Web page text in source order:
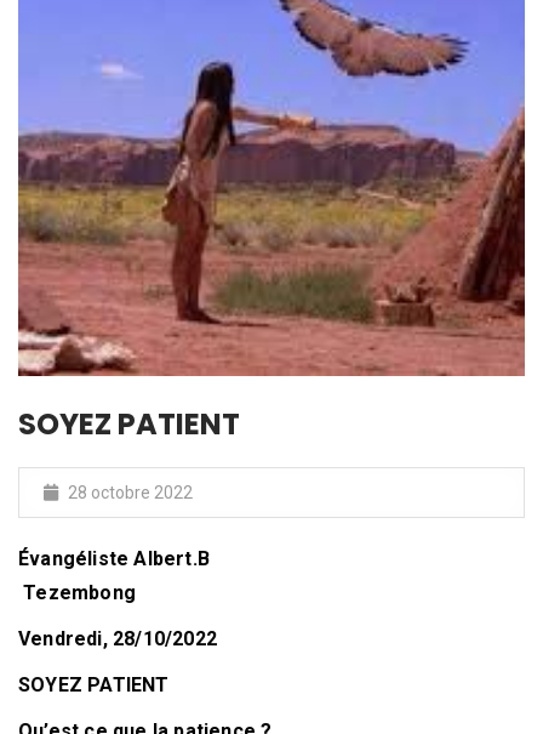
SOYEZ PATIENT
28 octobre 2022
Évangéliste Albert.B
Tezembong
Vendredi, 28/10/2022
SOYEZ PATIENT